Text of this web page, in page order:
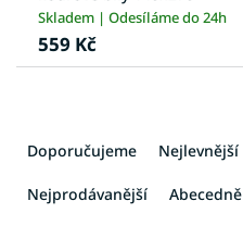
Skladem | Odesíláme do 24h
559 Kč
Doporučujeme Nejlevnější
Nejprodávanější Abecedně